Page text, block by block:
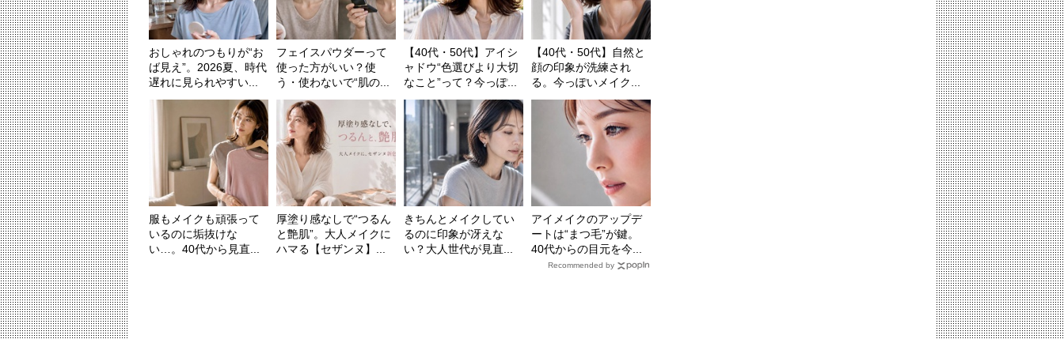
おしゃれのつもりが“お
ば見え”。2026夏、時代
遅れに見られやすい...
フェイスパウダーって
使った方がいい？使
う・使わないで“肌の...
【40代・50代】アイシ
ャドウ“色選びより大切
なこと”って？今っぽ...
【40代・50代】自然と
顔の印象が洗練され
る。今っぽいメイク...
服もメイクも頑張って
いるのに垢抜けな
い…。40代から見直...
厚塗り感なしで“つるん
と艶肌”。大人メイクに
ハマる【セザンヌ】...
きちんとメイクしてい
るのに印象が冴えな
い？大人世代が見直...
アイメイクのアップデ
ートは“まつ毛”が鍵。
40代からの目元を今...
Recommended by